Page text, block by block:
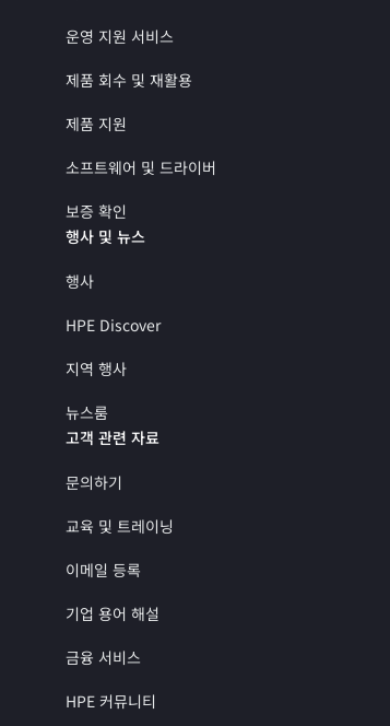
운영 지원 서비스
제품 회수 및 재활용
제품 지원
소프트웨어 및 드라이버
보증 확인
행사 및 뉴스
행사
HPE Discover
지역 행사
뉴스룸
고객 관련 자료
문의하기
교육 및 트레이닝
이메일 등록
기업 용어 해설
금융 서비스
HPE 커뮤니티